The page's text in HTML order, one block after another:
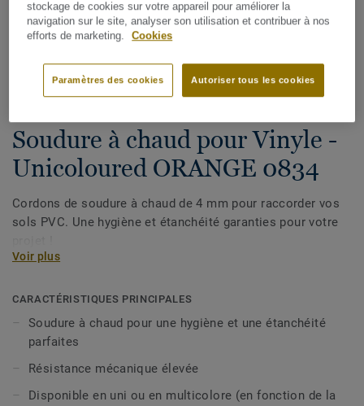
Voir tous les décors (1146)
Soudure à chaud pour Vinyle -
Unicoloured ORANGE 0834
Cordons de soudure à chaud de 4 mm pour raccorder vos
sols PVC. Une hygiène et étanchéité garanties pour votre
Voir plus
CARACTÉRISTIQUES PRINCIPALES
Soudure à chaud pour une hygiène et une étanchéité
parfaites
Résistance mécanique élevée
Disponible en uni ou en multicolore (en fonction de la
stockage de cookies sur votre appareil pour améliorer la
navigation sur le site, analyser son utilisation et contribuer à nos
efforts de marketing.
Cookies
Autoriser tous les cookies
Paramètres des cookies